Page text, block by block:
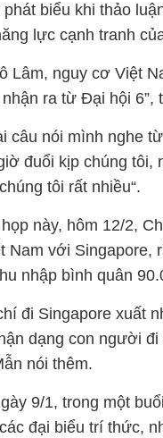
biểu khi thảo
lực cạnh tranh
Lâm, nguy cơ Việt
ra từ Đại hội 6”,
câu nói mình nghe
đuổi kịp chúng
tôi rất nhiều“.
này, hôm 12/2,
Nam với Singapore,
nhập bình quân
đi Singapore xuất
dạng con người
nói thêm.
9/1, trong một
đại biểu trí thức,